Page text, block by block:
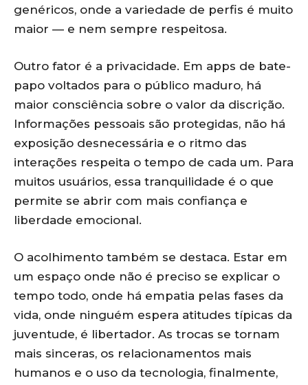
genéricos, onde a variedade de perfis é muito
maior — e nem sempre respeitosa.
Outro fator é a privacidade. Em apps de bate-
papo voltados para o público maduro, há
maior consciência sobre o valor da discrição.
Informações pessoais são protegidas, não há
exposição desnecessária e o ritmo das
interações respeita o tempo de cada um. Para
muitos usuários, essa tranquilidade é o que
permite se abrir com mais confiança e
liberdade emocional.
O acolhimento também se destaca. Estar em
um espaço onde não é preciso se explicar o
tempo todo, onde há empatia pelas fases da
vida, onde ninguém espera atitudes típicas da
juventude, é libertador. As trocas se tornam
mais sinceras, os relacionamentos mais
humanos e o uso da tecnologia, finalmente,